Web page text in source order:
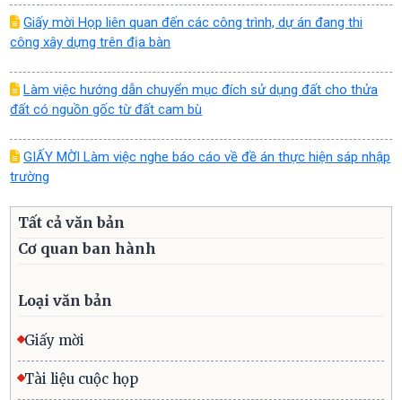
Giấy mời Họp liên quan đến các công trình, dự án đang thi
công xây dựng trên địa bàn
Làm việc hướng dẫn chuyển mục đích sử dụng đất cho thửa
đất có nguồn gốc từ đất cam bù
GIẤY MỜI Làm việc nghe báo cáo về đề án thực hiện sáp nhập
trường
Tất cả văn bản
Cơ quan ban hành
Loại văn bản
Giấy mời
Tài liệu cuộc họp